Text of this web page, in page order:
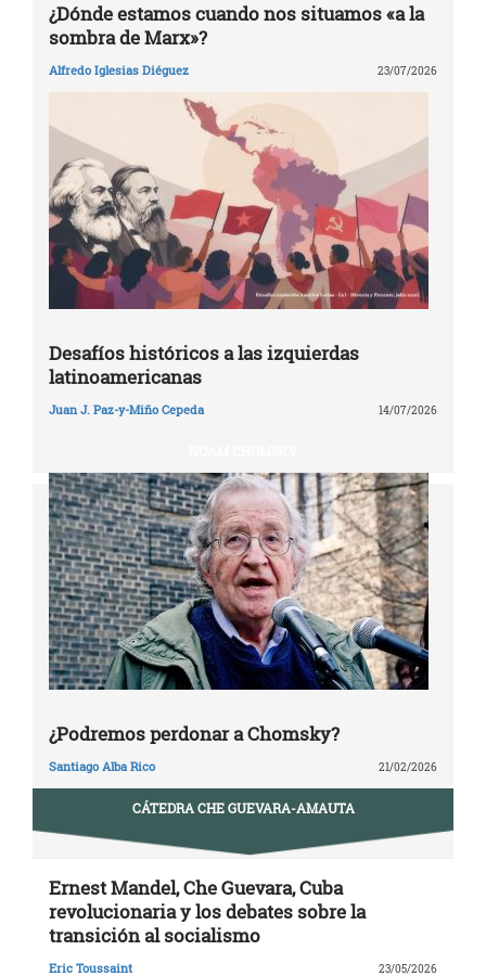
¿Dónde estamos cuando nos situamos «a la
sombra de Marx»?
Alfredo Iglesias Diéguez 23/07/2026
Desafíos históricos a las izquierdas
latinoamericanas
Juan J. Paz-y-Miño Cepeda 14/07/2026
¿Podremos perdonar a Chomsky?
Santiago Alba Rico 21/02/2026
CÁTEDRA CHE GUEVARA-AMAUTA
Ernest Mandel, Che Guevara, Cuba
revolucionaria y los debates sobre la
transición al socialismo
Eric Toussaint 23/05/2026